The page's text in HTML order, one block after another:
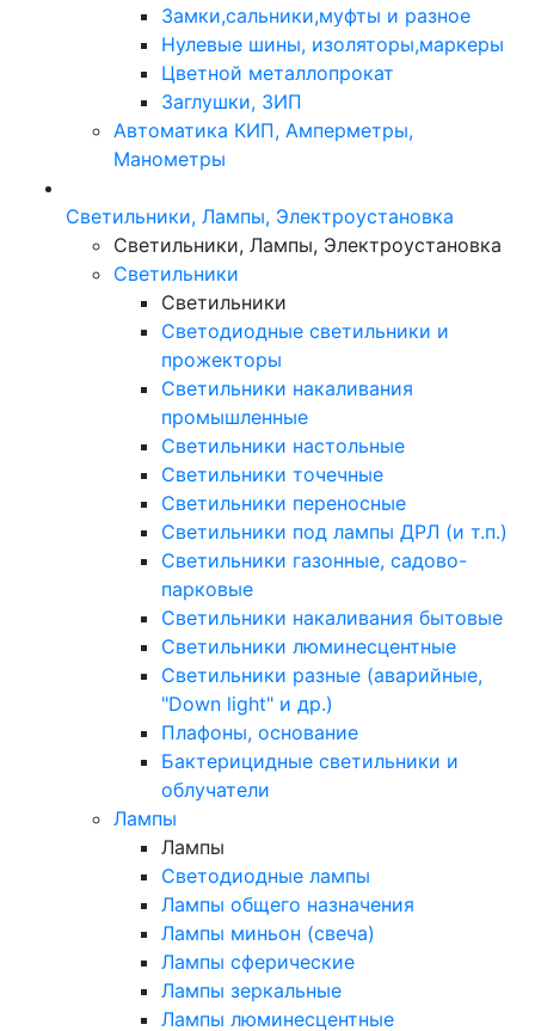
Замки,сальники,муфты и разное
Нулевые шины, изоляторы,маркеры
Цветной металлопрокат
Заглушки, ЗИП
Автоматика КИП, Амперметры,
Манометры
Светильники, Лампы, Электроустановка
Светильники, Лампы, Электроустановка
Светильники
Светильники
Светодиодные светильники и
прожекторы
Светильники накаливания
промышленные
Светильники настольные
Светильники точечные
Светильники переносные
Светильники под лампы ДРЛ (и т.п.)
Светильники газонные, садово-
парковые
Светильники накаливания бытовые
Светильники люминесцентные
Светильники разные (аварийные,
"Down light" и др.)
Плафоны, основание
Бактерицидные светильники и
облучатели
Лампы
Лампы
Светодиодные лампы
Лампы общего назначения
Лампы миньон (свеча)
Лампы сферические
Лампы зеркальные
Лампы люминесцентные